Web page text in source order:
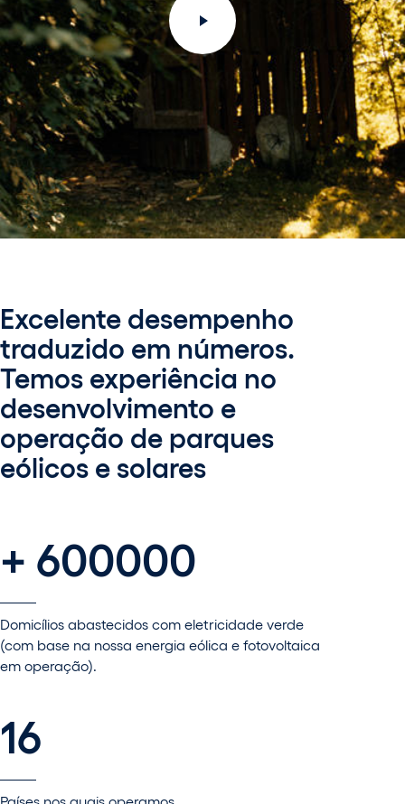
Excelente desempenho
traduzido em números.
Temos experiência no
desenvolvimento e
operação de parques
eólicos e solares
+ 600000
Domicílios abastecidos com eletricidade verde
(com base na nossa energia eólica e fotovoltaica
em operação).
16